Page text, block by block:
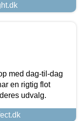
med dag-til-dag
en rigtig flot
udvalg.